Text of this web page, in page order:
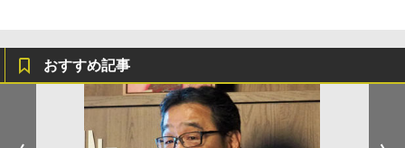
おすすめ記事